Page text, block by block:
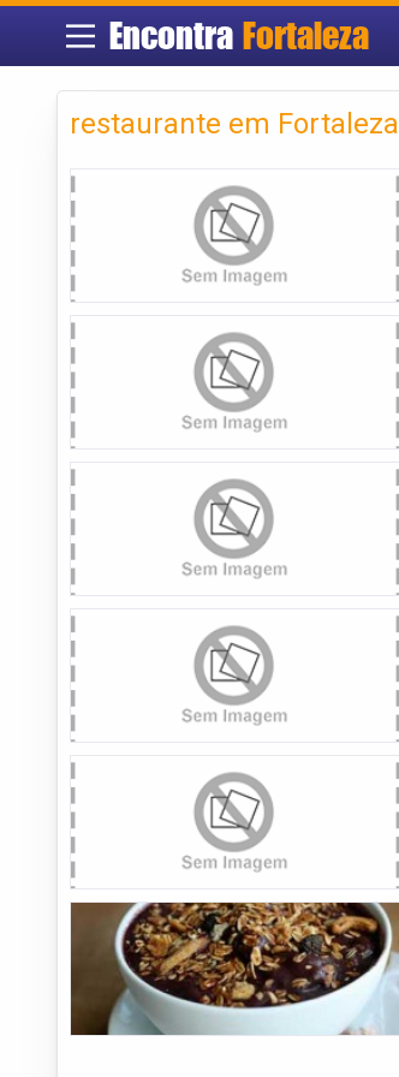
Encontra Fortaleza
restaurante em Fortaleza